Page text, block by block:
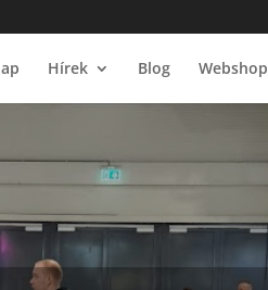
Hírek Blog Webshop